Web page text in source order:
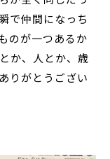
で仲間になっち
のが一つあるか
か、人とか、歳
りがとうござい